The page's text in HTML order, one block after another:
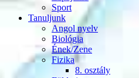
Sport
Tanuljunk
Angol nyelv
Biológia
Ének/Zene
Fizika
8. osztály